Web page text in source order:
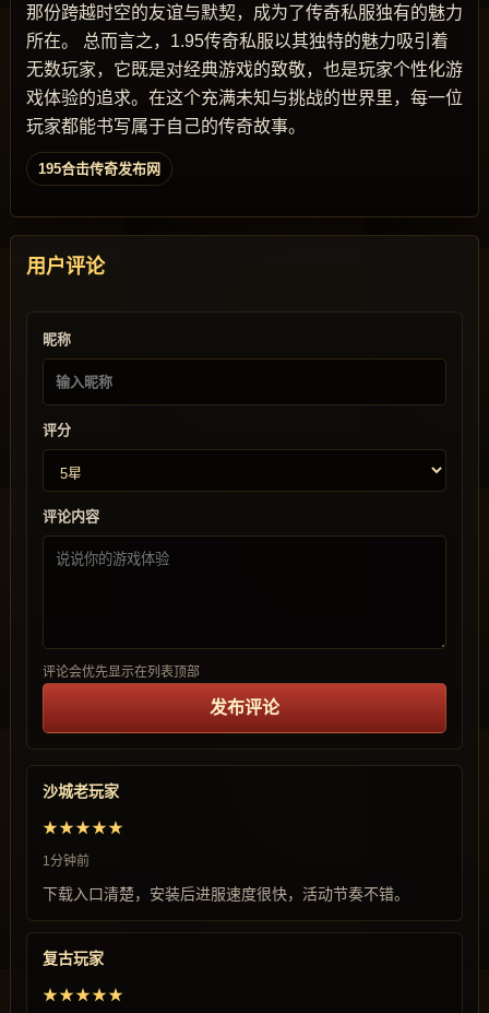
那份跨越时空的友谊与默契，成为了传奇私服独有的魅力
所在。 总而言之，1.95传奇私服以其独特的魅力吸引着
无数玩家，它既是对经典游戏的致敬，也是玩家个性化游
戏体验的追求。在这个充满未知与挑战的世界里，每一位
玩家都能书写属于自己的传奇故事。
195合击传奇发布网
用户评论
昵称
评分
评论内容
评论会优先显示在列表顶部
发布评论
沙城老玩家
★★★★★
1分钟前
下载入口清楚，安装后进服速度很快，活动节奏不错。
复古玩家
★★★★★